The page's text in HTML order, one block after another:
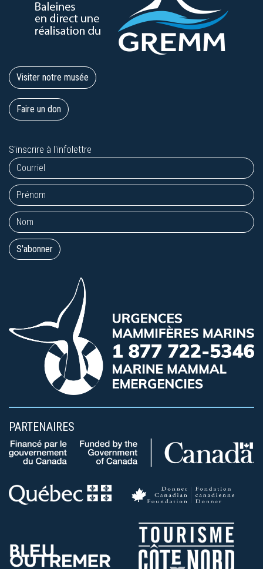
Visiter notre musée
Faire un don
S'inscrire à l'infolettre
PARTENAIRES